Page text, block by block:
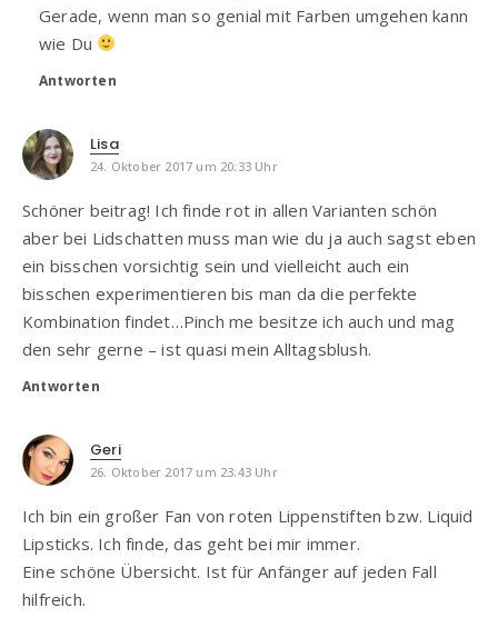
Gerade, wenn man so genial mit Farben umgehen kann
wie Du
Antworten
Lisa
24. Oktober 2017 um 20:33 Uhr
Schöner beitrag! Ich finde rot in allen Varianten schön
aber bei Lidschatten muss man wie du ja auch sagst eben
ein bisschen vorsichtig sein und vielleicht auch ein
bisschen experimentieren bis man da die perfekte
Kombination findet…Pinch me besitze ich auch und mag
den sehr gerne – ist quasi mein Alltagsblush.
Antworten
Geri
26. Oktober 2017 um 23:43 Uhr
Ich bin ein großer Fan von roten Lippenstiften bzw. Liquid
Lipsticks. Ich finde, das geht bei mir immer.
Eine schöne Übersicht. Ist für Anfänger auf jeden Fall
hilfreich.